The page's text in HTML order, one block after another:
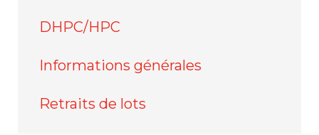
DHPC/HPC
Informations générales
Retraits de lots